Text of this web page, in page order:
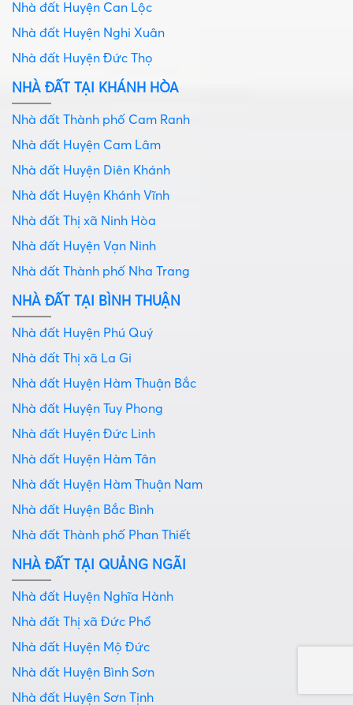
Nhà đất Huyện Can Lộc
Nhà đất Huyện Nghi Xuân
Nhà đất Huyện Đức Thọ
NHÀ ĐẤT TẠI KHÁNH HÒA
Nhà đất Thành phố Cam Ranh
Nhà đất Huyện Cam Lâm
Nhà đất Huyện Diên Khánh
Nhà đất Huyện Khánh Vĩnh
Nhà đất Thị xã Ninh Hòa
Nhà đất Huyện Vạn Ninh
Nhà đất Thành phố Nha Trang
NHÀ ĐẤT TẠI BÌNH THUẬN
Nhà đất Huyện Phú Quý
Nhà đất Thị xã La Gi
Nhà đất Huyện Hàm Thuận Bắc
Nhà đất Huyện Tuy Phong
Nhà đất Huyện Đức Linh
Nhà đất Huyện Hàm Tân
Nhà đất Huyện Hàm Thuận Nam
Nhà đất Huyện Bắc Bình
Nhà đất Thành phố Phan Thiết
NHÀ ĐẤT TẠI QUẢNG NGÃI
Nhà đất Huyện Nghĩa Hành
Nhà đất Thị xã Đức Phổ
Nhà đất Huyện Mộ Đức
Nhà đất Huyện Bình Sơn
Nhà đất Huyện Sơn Tịnh